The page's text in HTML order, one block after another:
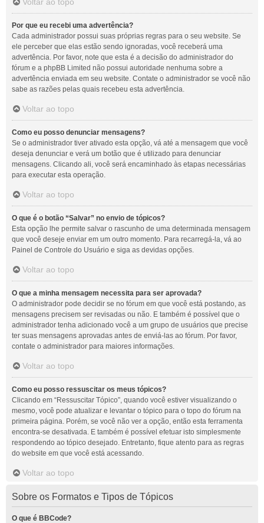
Por que eu recebi uma advertência?
Cada administrador possui suas próprias regras para o seu website. Se
ele perceber que elas estão sendo ignoradas, você receberá uma
advertência. Por favor, note que esta é a decisão do administrador do
fórum e a phpBB Limited não possui autoridade nenhuma sobre a
advertência enviada em seu website. Contate o administrador se você não
sabe as razões pelas quais recebeu esta advertência.
Voltar ao topo
Como eu posso denunciar mensagens?
Se o administrador tiver ativado esta opção, vá até a mensagem que você
deseja denunciar e verá um botão que é utilizado para denunciar
mensagens. Clicando ali, você será encaminhado às etapas necessárias
para executar esta operação.
Voltar ao topo
O que é o botão “Salvar” no envio de tópicos?
Esta opção lhe permite salvar o rascunho de uma determinada mensagem
que você deseje enviar em um outro momento. Para recarregá-la, vá ao
Painel de Controle do Usuário e siga as devidas opções.
Voltar ao topo
O que a minha mensagem necessita para ser aprovada?
O administrador pode decidir se no fórum em que você está postando, as
mensagens precisem ser revisadas ou não. E também é possível que o
administrador tenha adicionado você a um grupo de usuários que precise
ter suas mensagens aprovadas antes de enviá-las ao fórum. Por favor,
contate o administrador para maiores informações.
Voltar ao topo
Como eu posso ressuscitar os meus tópicos?
Clicando em “Ressuscitar Tópico”, quando você estiver visualizando o
mesmo, você pode atualizar e levantar o tópico para o topo do fórum na
primeira página. Porém, se você não ver a opção, então esta ferramenta
encontra-se desativada. E também é possível efetuar isto simplesmente
respondendo ao tópico desejado. Entretanto, fique atento para as regras
do website em que você está acessando.
Voltar ao topo
Sobre os Formatos e Tipos de Tópicos
O que é BBCode?